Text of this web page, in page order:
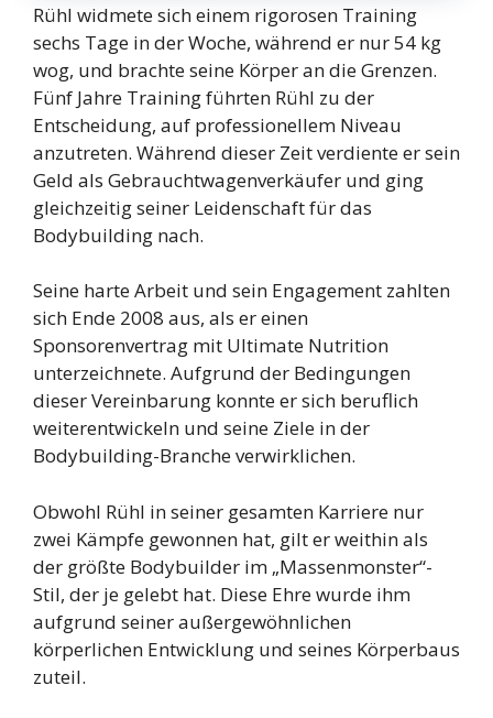
Rühl widmete sich einem rigorosen Training
sechs Tage in der Woche, während er nur 54 kg
wog, und brachte seine Körper an die Grenzen.
Fünf Jahre Training führten Rühl zu der
Entscheidung, auf professionellem Niveau
anzutreten. Während dieser Zeit verdiente er sein
Geld als Gebrauchtwagenverkäufer und ging
gleichzeitig seiner Leidenschaft für das
Bodybuilding nach.
Seine harte Arbeit und sein Engagement zahlten
sich Ende 2008 aus, als er einen
Sponsorenvertrag mit Ultimate Nutrition
unterzeichnete. Aufgrund der Bedingungen
dieser Vereinbarung konnte er sich beruflich
weiterentwickeln und seine Ziele in der
Bodybuilding-Branche verwirklichen.
Obwohl Rühl in seiner gesamten Karriere nur
zwei Kämpfe gewonnen hat, gilt er weithin als
der größte Bodybuilder im „Massenmonster“-
Stil, der je gelebt hat. Diese Ehre wurde ihm
aufgrund seiner außergewöhnlichen
körperlichen Entwicklung und seines Körperbaus
zuteil.